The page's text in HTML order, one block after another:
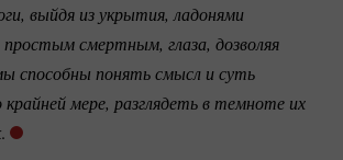
выйдя из укрытия, ладонями
смертным, глаза, дозволяя
способны понять смысл и суть
крайней мере, разглядеть в темноте их
.